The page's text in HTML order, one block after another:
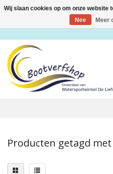
Toggle
Producten getagd
Wij slaan cookies op om onze website
Nee
Meer